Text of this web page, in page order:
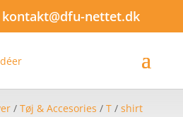
kontakt@dfu-nettet.dk
/ Tøj & Accesories / T/ shirt